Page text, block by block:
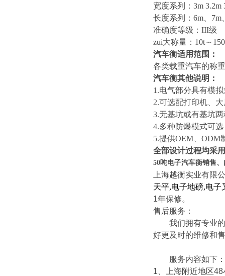
宽度系列：3m 3.2m
长度系列：6m、7m
准确度等级：III级
zui大称量：10t～
汽车衡适用范围：
各类载重汽车的称
汽车衡其他说明：
1.电气部分具有模
2.可选配打印机、
3.无基坑或有基坑
4.多种防爆模式可选
5.提供OEM、ODM
全部设计过程均采
50吨电子汽车衡销售
上海越衡实业有限
天平,电子地磅,电子
1年保修。
售后服务：
我们拥有专业的
好更及时的维修和
服务内容如下：
1 、上海附近地区48